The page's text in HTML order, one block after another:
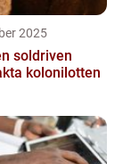
2025
soldriven
kolonilotten